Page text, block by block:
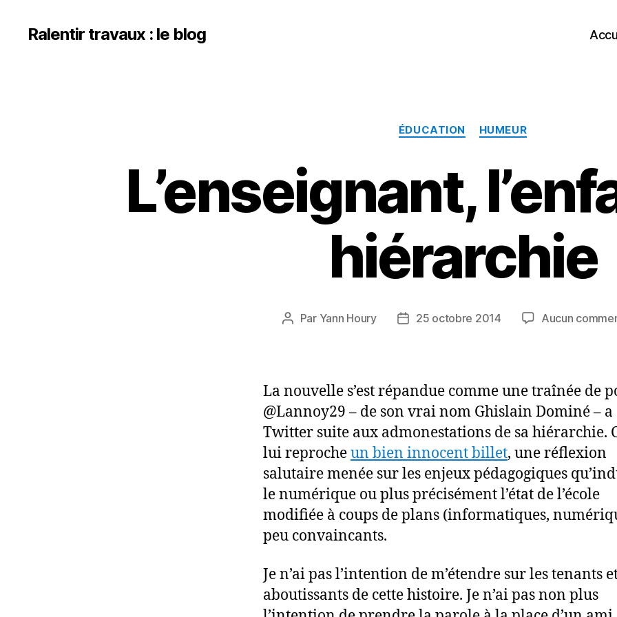
Ralentir travaux : le blog
Catégories
ÉDUCATION HUMEUR
L’enseignant,
hiérarchie
Auteur
Par Yann Houry
Date25 octobre 2014 Aucun
La nouvelle s’est répandue comme une traînée de
@Lannoy29 – de son vrai nom Ghislain Dominé –
Twitter suite aux admonestations de sa hiérarchie.
lui reprocheun bien innocent billet, une réflexion
salutaire menée sur les enjeux pédagogiques
le numérique ou plus précisément l’état de l’école
modifiée à coups de plans (informatiques,
peu convaincants.
Je n’ai pas l’intention de m’étendre sur les tenants
aboutissants de cette histoire. Je n’ai pas non plus